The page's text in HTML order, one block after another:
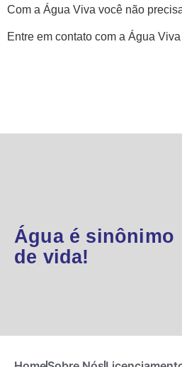
Com a Água Viva você não
Entre em contato com a Água
Água é sinônimo
de vida!